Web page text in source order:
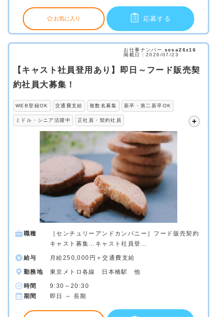
お気に入り 応募する
お仕事ナンバー. sesa26z16
掲載日：2026/07/23
【キャスト社員登用あり】即日～フード販売契
約社員大募集！
WEB登録OK 交通費支給 複数名募集 新卒・第二新卒OK
ミドル・シニア活躍中 正社員・契約社員
職種
［センチュリーアンドカンパニー］フード販売契約
キャスト募集…キャスト社員登…
給与 月給250,000円＋交通費支給
勤務地 東京メトロ各線 日本橋駅 他
時間
9:30～20:30
期間
即日 ～ 長期